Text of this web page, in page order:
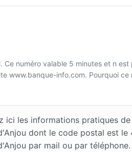
Ce numéro valable 5 minutes et n
www.banque-info.com. Pourquoi ce
ici les informations pratiques
dont le code postal est
par mail ou par téléphone.